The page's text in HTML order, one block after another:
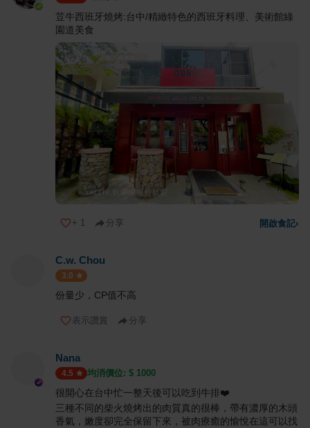
荳牛西班牙燒烤:台中/精緻特色的西班牙料理、美術館綠
園道美食
+ 1 分享 開啟食記›
C.w. Chou
3.0
份量少，CP值不高
表示讚賞 分享
Nana
4.5 均消價位: $ 1000
很開心在台中忙一整天後可以吃到牛排❤️
三種不同的柴火燒烤出的肉質真的很棒，帶有濃厚的木頭
香氣，嫩度卻完全保留下來，被肉療癒的愉悅在這可以找